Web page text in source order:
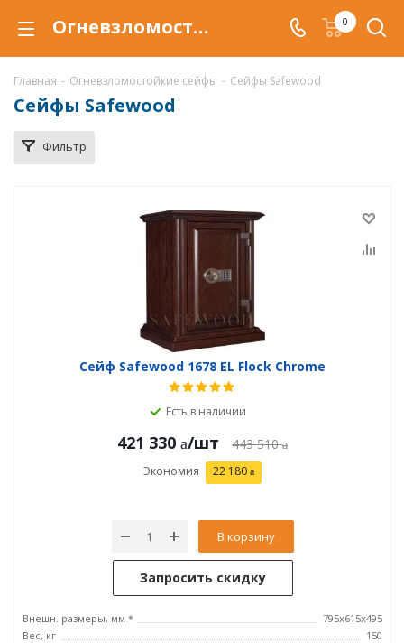
Огневзломостойкий сейф Safewood купить в Уфе, сейфы Сейфвуд с отделкой деревом по низкой цене c доставкой 0
Главная - Огневзломостойкие сейфы - Сейфы Safewood
Сейфы Safewood
Фильтр
Сейф Safewood 1678 EL Flock Chrome
Есть в наличии
421 330 /шт 443 510
Экономия 22 180
В корзину
Запросить скидку
Внешн. размеры, мм *
795х615х495
Вес, кг
150